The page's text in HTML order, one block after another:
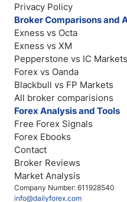
Company Number: 611928540
info@dailyforex.com
Privacy Policy
Broker Comparisons and
Exness vs Octa
Exness vs XM
Pepperstone vs IC Markets
Forex vs Oanda
Blackbull vs FP Markets
All broker comparisions
Forex Analysis and Tools
Free Forex Signals
Forex Ebooks
Contact
Broker Reviews
Market Analysis